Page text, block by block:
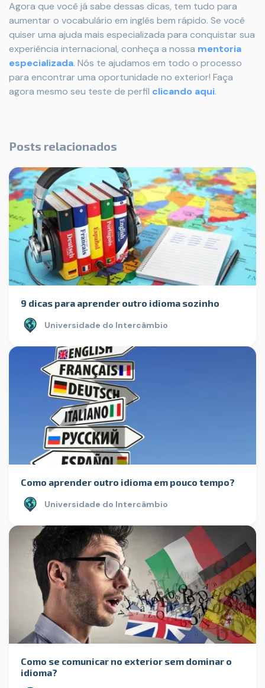
Agora que você já sabe dessas dicas, tem tudo para
aumentar o vocabulário em inglês bem rápido. Se você
quiser uma ajuda mais especializada para conquistar sua
experiência internacional, conheça a nossa mentoria
especializada. Nós te ajudamos em todo o processo
para encontrar uma oportunidade no exterior! Faça
agora mesmo seu teste de perfil clicando aqui.
Posts relacionados
9 dicas para aprender outro idioma sozinho
Universidade do Intercâmbio
Como aprender outro idioma em pouco tempo?
Universidade do Intercâmbio
Como se comunicar no exterior sem dominar o
idioma?